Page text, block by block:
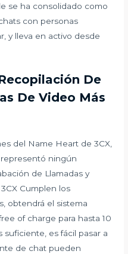
se ha consolidado como
con personas
y lleva en activo desde
De
De Video Más
del Name Heart de 3CX,
ningún
de Llamadas y
Cumplen los
obtendrá el sistema
of charge para hasta 10
es fácil pasar a
de chat pueden